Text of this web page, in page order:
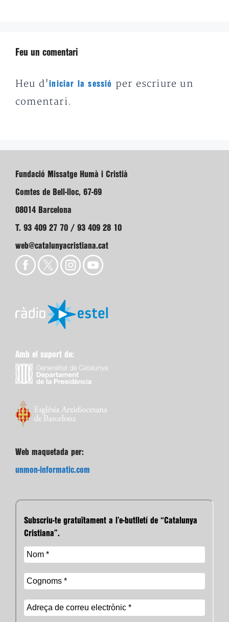
Feu un comentari
Heu d'iniciar la sessió
per escriure un
comentari.
Fundació Missatge Humà i Cristià
Comtes de Bell-lloc, 67-69
08014 Barcelona
T. 93 409 27 70 / 93 409 28 10
web@catalunyacristiana.cat
Amb el suport de:
Web maquetada per:
unmon-informatic.com
Subscriu-te gratuïtament a l’e-butlletí de “Catalunya
Cristiana”.